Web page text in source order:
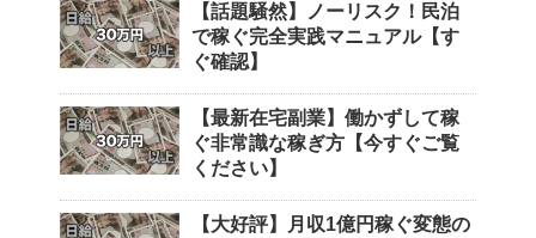
【話題騒然】ノーリスク！民泊
で稼ぐ完全実践マニュアル【す
ぐ確認】
【最新在宅副業】働かずして稼
ぐ非常識な稼ぎ方【今すぐご覧
ください】
【大好評】月収1億円稼ぐ変態の